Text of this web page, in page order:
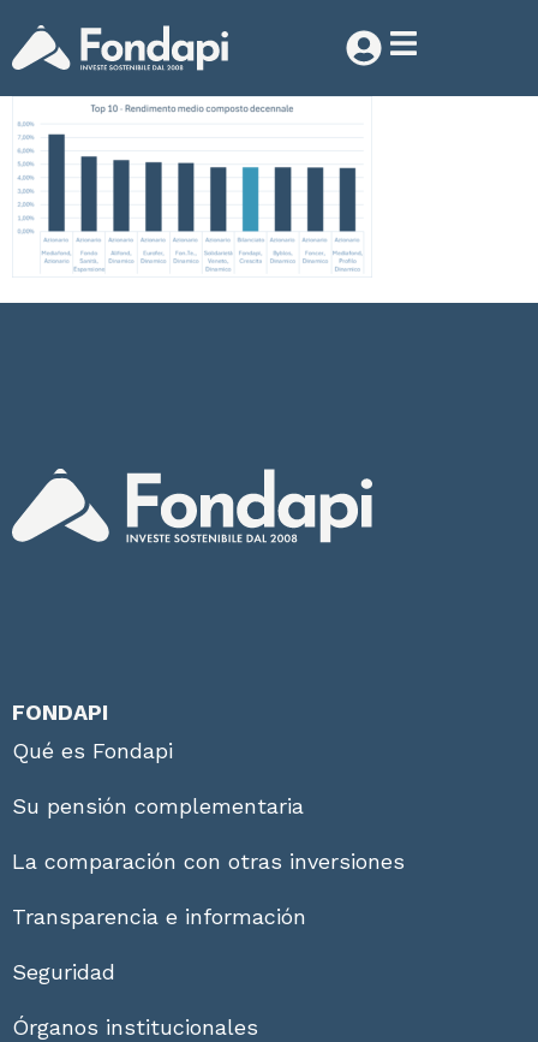
FONDAPI
Qué es Fondapi
Su pensión complementaria
La comparación con otras inversiones
Transparencia e información
Seguridad
Órganos institucionales